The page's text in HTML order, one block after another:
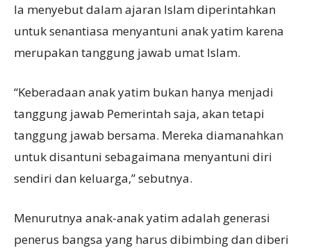
Ia menyebut dalam ajaran Islam diperintahkan
untuk senantiasa menyantuni anak yatim karena
merupakan tanggung jawab umat Islam.
“Keberadaan anak yatim bukan hanya menjadi
tanggung jawab Pemerintah saja, akan tetapi
tanggung jawab bersama. Mereka diamanahkan
untuk disantuni sebagaimana menyantuni diri
sendiri dan keluarga,” sebutnya.
Menurutnya anak-anak yatim adalah generasi
penerus bangsa yang harus dibimbing dan diberi